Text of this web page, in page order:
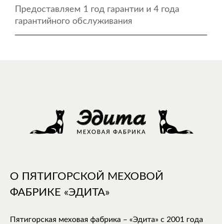
Предоставляем 1 год гарантии и 4 года
гарантийного обслуживания
О ПЯТИГОРСКОЙ МЕХОВОЙ
ФАБРИКЕ «ЭДИТА»
Пятигорская меховая фабрика – «Эдита» с 2001 года